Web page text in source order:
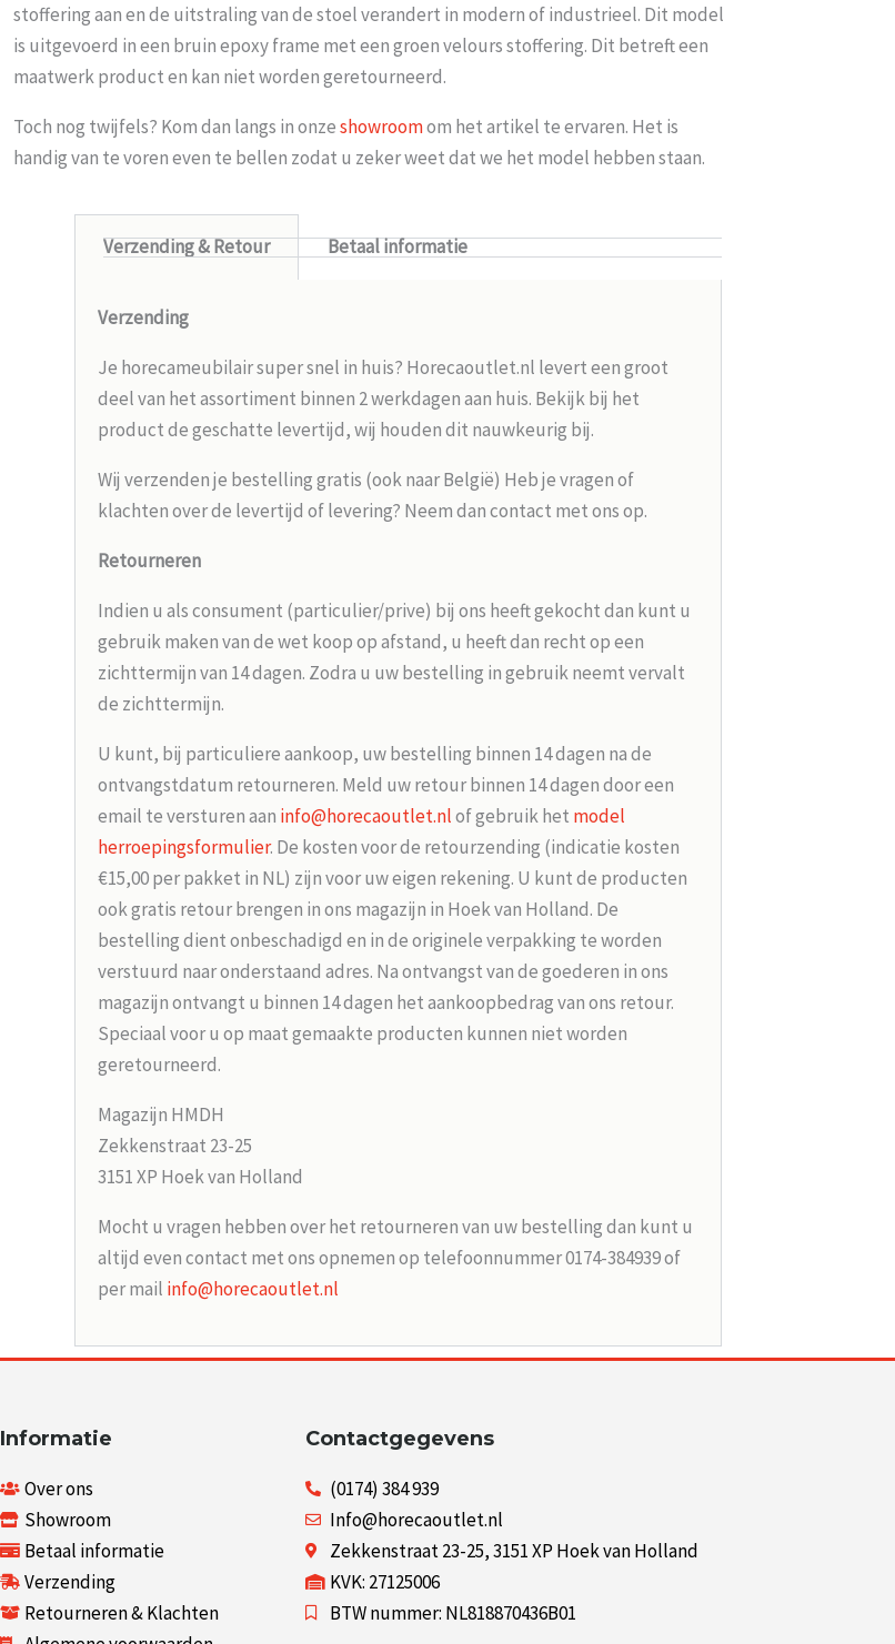
stoffering aan en de uitstraling van de stoel verandert in modern of industrieel. Dit model
is uitgevoerd in een bruin epoxy frame met een groen velours stoffering. Dit betreft een
maatwerk product en kan niet worden geretourneerd.
Toch nog twijfels? Kom dan langs in onzeshowroomom het artikel te ervaren. Het is
handig van te voren even te bellen zodat u zeker weet dat we het model hebben staan.
Verzending & Retour Betaal informatie
Verzending
Je horecameubilair super snel in huis? Horecaoutlet.nl levert een groot
deel van het assortiment binnen 2 werkdagen aan huis. Bekijk bij het
product de geschatte levertijd, wij houden dit nauwkeurig bij.
Wij verzenden je bestelling gratis (ook naar België) Heb je vragen of
klachten over de levertijd of levering? Neem dan contact met ons op.
Retourneren
Indien u als consument (particulier/prive) bij ons heeft gekocht dan kunt u
gebruik maken van de wet koop op afstand, u heeft dan recht op een
zichttermijn van 14 dagen. Zodra u uw bestelling in gebruik neemt vervalt
de zichttermijn.
U kunt, bij particuliere aankoop, uw bestelling binnen 14 dagen na de
ontvangstdatum retourneren. Meld uw retour binnen 14 dagen door een
email te versturen aan info@horecaoutlet.nlof gebruik het model
herroepingsformulier. De kosten voor de retourzending (indicatie kosten
€15,00 per pakket in NL) zijn voor uw eigen rekening. U kunt de producten
ook gratis retour brengen in ons magazijn in Hoek van Holland. De
bestelling dient onbeschadigd en in de originele verpakking te worden
verstuurd naar onderstaand adres. Na ontvangst van de goederen in ons
magazijn ontvangt u binnen 14 dagen het aankoopbedrag van ons retour.
Speciaal voor u op maat gemaakte producten kunnen niet worden
geretourneerd.
Magazijn HMDH
Zekkenstraat 23-25
3151 XP Hoek van Holland
Mocht u vragen hebben over het retourneren van uw bestelling dan kunt u
altijd even contact met ons opnemen op telefoonnummer 0174-384939 of
per mail info@horecaoutlet.nl
Informatie
Over ons
Showroom
Betaal informatie
Verzending
Retourneren & Klachten
Contactgegevens
(0174) 384 939
Info@horecaoutlet.nl
Zekkenstraat 23-25, 3151 XP Hoek van Holland
KVK: 27125006
BTW nummer: NL818870436B01